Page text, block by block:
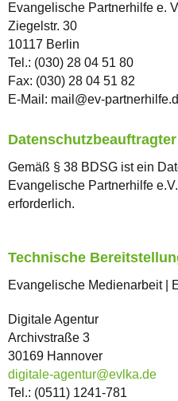
Evangelische Partnerhilfe e.
Ziegelstr. 30
10117 Berlin
Tel.: (030) 28 04 51 80
Fax: (030) 28 04 51 82
E-Mail: mail@ev-
Datenschutzbeauftragter
Gemäß § 38 BDSG ist ein
Evangelische Partnerhilfe
erforderlich.
Technische
Evangelische Medienarbeit |
Digitale Agentur
Archivstraße 3
30169 Hannover
digitale-agentur@evlka.de
Tel.: (0511) 1241-781